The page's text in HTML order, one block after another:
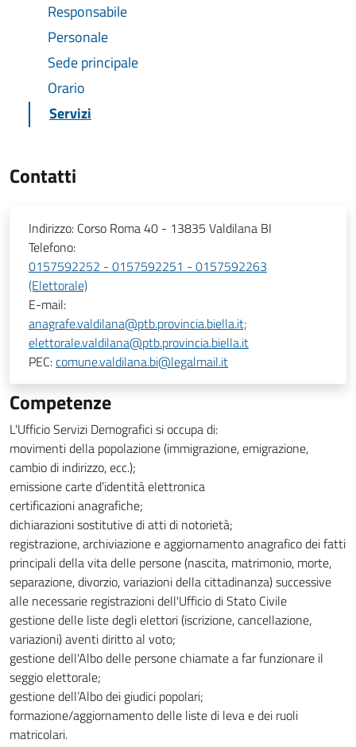
Responsabile
Personale
Sede principale
Orario
Servizi
Contatti
Indirizzo: Corso Roma 40 - 13835 Valdilana BI
Telefono:
0157592252 - 0157592251 - 0157592263
(Elettorale)
E-mail:
anagrafe.valdilana@ptb.provincia.biella.it;
elettorale.valdilana@ptb.provincia.biella.it
PEC:comune.valdilana.bi@legalmail.it
Competenze
L'Ufficio Servizi Demografici si occupa di:
movimenti della popolazione (immigrazione, emigrazione,
cambio di indirizzo, ecc.);
emissione carte d’identità elettronica
certificazioni anagrafiche;
dichiarazioni sostitutive di atti di notorietà;
registrazione, archiviazione e aggiornamento anagrafico dei fatti
principali della vita delle persone (nascita, matrimonio, morte,
separazione, divorzio, variazioni della cittadinanza) successive
alle necessarie registrazioni dell'Ufficio di Stato Civile
gestione delle liste degli elettori (iscrizione, cancellazione,
variazioni) aventi diritto al voto;
gestione dell'Albo delle persone chiamate a far funzionare il
seggio elettorale;
gestione dell’Albo dei giudici popolari;
formazione/aggiornamento delle liste di leva e dei ruoli
matricolari.